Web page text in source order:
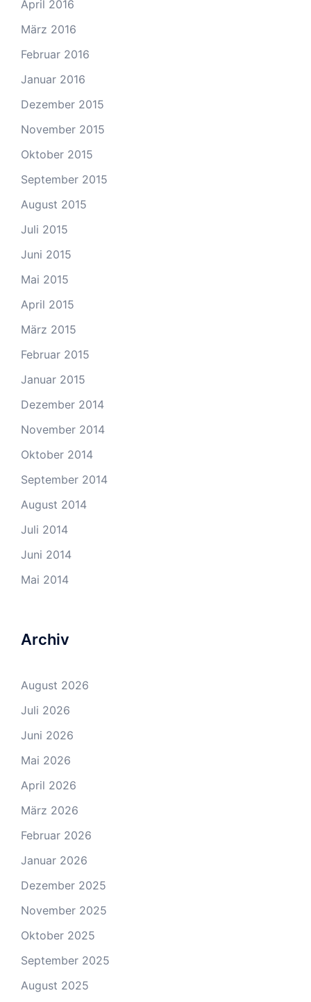
April 2016
März 2016
Februar 2016
Januar 2016
Dezember 2015
November 2015
Oktober 2015
September 2015
August 2015
Juli 2015
Juni 2015
Mai 2015
April 2015
März 2015
Februar 2015
Januar 2015
Dezember 2014
November 2014
Oktober 2014
September 2014
August 2014
Juli 2014
Juni 2014
Mai 2014
Archiv
August 2026
Juli 2026
Juni 2026
Mai 2026
April 2026
März 2026
Februar 2026
Januar 2026
Dezember 2025
November 2025
Oktober 2025
September 2025
August 2025